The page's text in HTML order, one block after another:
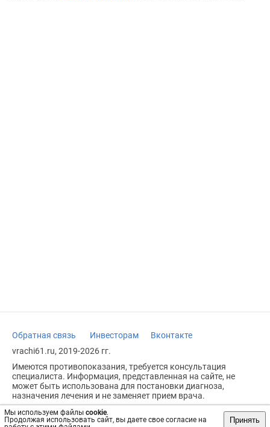
Мы используем файлы cookie.
Продолжая использовать сайт, вы даете свое согласие на
Принять
Обратная связь Инвесторам
Вконтакте
vrachi61.ru, 2019-2026 гг.
Имеются противопоказания, требуется консультация
специалиста. Информация, представленная на сайте, не
может быть использована для постановки диагноза,
назначения лечения и не заменяет прием врача.
Возрастное ограничение: 18+